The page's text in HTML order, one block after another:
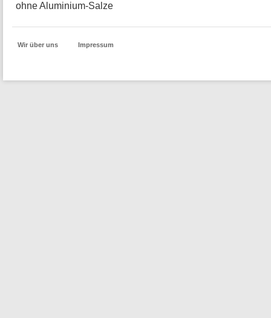
ohne Aluminium-Salze
Wir über uns Impressum